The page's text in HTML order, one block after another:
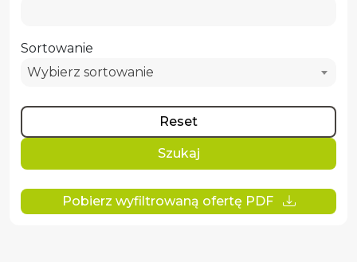
Sortowanie
Wybierz sortowanie
Reset
Szukaj
Pobierz wyfiltrowaną ofertę PDF